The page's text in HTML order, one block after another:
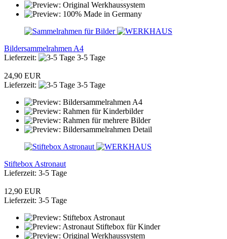
Bildersammelrahmen A4
Lieferzeit:
3-5 Tage
24,90 EUR
Lieferzeit:
3-5 Tage
Stiftebox Astronaut
Lieferzeit: 3-5 Tage
12,90 EUR
Lieferzeit: 3-5 Tage